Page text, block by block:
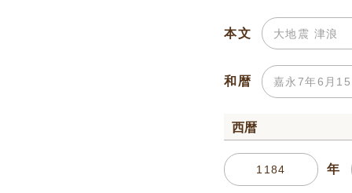
本文
和暦
西暦
年